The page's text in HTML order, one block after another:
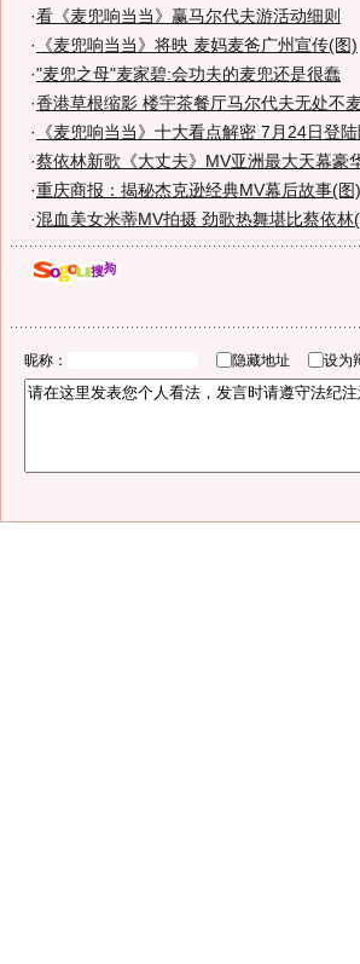
·看《麦兜响当当》赢马尔代夫游活动细则
· 《麦兜响当当》将映 麦妈麦爸广州宣传(图)
·"麦兜之母"麦家碧:会功夫的麦兜还是很蠢
·香港草根缩影 楼宇茶餐厅马尔代夫无处不
· 《麦兜响当当》十大看点解密 7月24日登
·蔡依林新歌《大丈夫》MV亚洲最大天幕豪
·重庆商报：揭秘杰克逊经典MV幕后故事(图)
·混血美女米蒂MV拍摄 劲歌热舞堪比蔡依林
昵称： 隐藏地址 设为